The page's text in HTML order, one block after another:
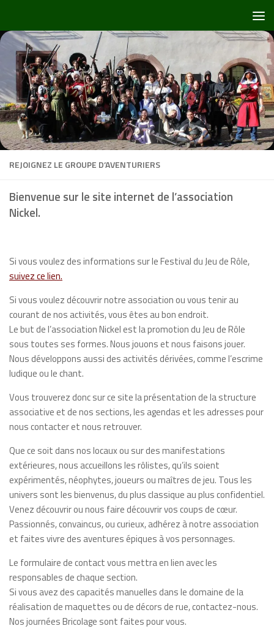
REJOIGNEZ LE GROUPE D’AVENTURIERS
Bienvenue sur le site internet de l’association
Nickel.
Si vous voulez des informations sur le Festival du Jeu de Rôle,
suivez ce lien.
Si vous voulez découvrir notre association ou vous tenir au
courant de nos activités, vous êtes au bon endroit.
Le but de l’association Nickel est la promotion du Jeu de Rôle
sous toutes ses formes. Nous jouons et nous faisons jouer.
Nous développons aussi des activités dérivées, comme l’escrime
ludique ou le chant.
Vous trouverez donc sur ce site la présentation de la structure
associative et de nos sections, les agendas et les adresses pour
nous contacter et nous retrouver.
Que ce soit dans nos locaux ou sur des manifestations
extérieures, nous accueillons les rôlistes, qu’ils soient
expérimentés, néophytes, joueurs ou maîtres de jeu. Tous les
univers sont les bienvenus, du plus classique au plus confidentiel.
Venez découvrir ou nous faire découvrir vos coups de cœur.
Passionnés, convaincus, ou curieux, adhérez à notre association
et faites vivre des aventures épiques à vos personnages.
Le formulaire de contact vous mettra en lien avec les
responsables de chaque section.
Si vous avez des capacités manuelles dans le domaine de la
réalisation de maquettes ou de décors de rue, contactez-nous.
Nos journées Bricolage sont faites pour vous.